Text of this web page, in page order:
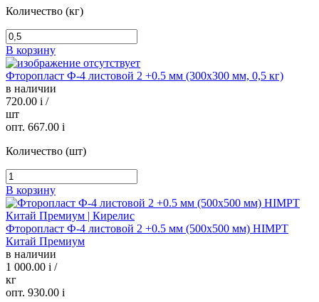
Количество (кг)
В корзину
Фторопласт Ф-4 листовой 2 +0.5 мм (300х300 мм, 0,5 кг)
в наличии
720.00 i /
шт
опт. 667.00 i
Количество (шт)
В корзину
Фторопласт Ф-4 листовой 2 +0.5 мм (500х500 мм) HIMPT
Китай Премиум
в наличии
1 000.00 i /
кг
опт. 930.00 i